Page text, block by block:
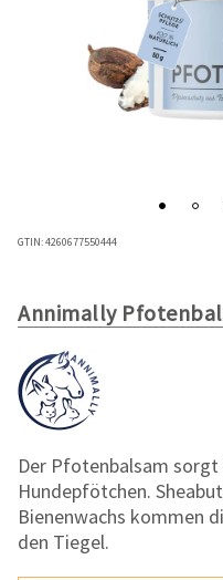
GTIN:4260677550444
Annimally
Der Pfotenbalsam
Hundepfötchen.
Bienenwachs kommen
den Tiegel.